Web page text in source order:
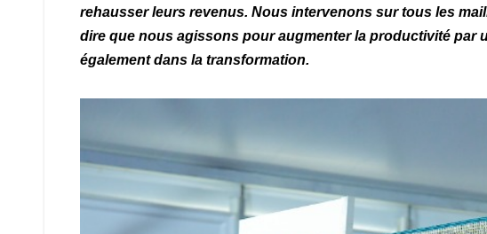
rehausser leurs revenus. Nous intervenons sur tous les
dire que nous agissons pour augmenter la productivité par
également dans la transformation.